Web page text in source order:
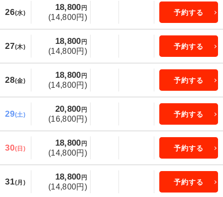
26(水)
18,800 円
(14,800円)
予約する
27(木)
18,800 円
(14,800円)
予約する
28(金)
18,800 円
(14,800円)
予約する
29(土)
20,800 円
(16,800円)
予約する
30(日)
18,800 円
(14,800円)
予約する
31(月)
18,800 円
(14,800円)
予約する